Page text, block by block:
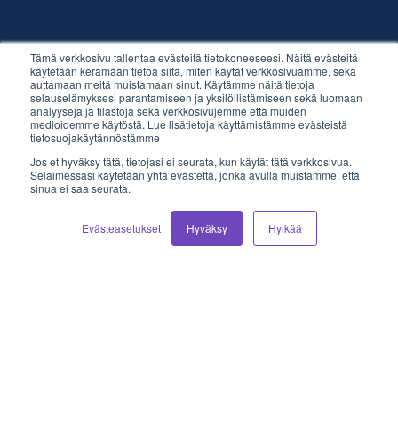
Tämä verkkosivu tallentaa evästeitä tietokoneeseesi. Näitä evästeitä
käytetään kerämään tietoa siitä, miten käytät verkkosivuamme, sekä
auttamaan meitä muistamaan sinut. Käytämme näitä tietoja
selauselämyksesi parantamiseen ja yksilöllistämiseen sekä luomaan
analyyseja ja tilastoja sekä verkkosivujemme että muiden
medioidemme käytöstä. Lue lisätietoja käyttämistämme evästeistä
tietosuojakäytännöstämme
Jos et hyväksy tätä, tietojasi ei seurata, kun käytät tätä verkkosivua.
Selaimessasi käytetään yhtä evästettä, jonka avulla muistamme, että
sinua ei saa seurata.
Evästeasetukset Hyväksy Hylkää
Sähköposti
myynti@vilkas.fi
laskutus@vilkas.fi